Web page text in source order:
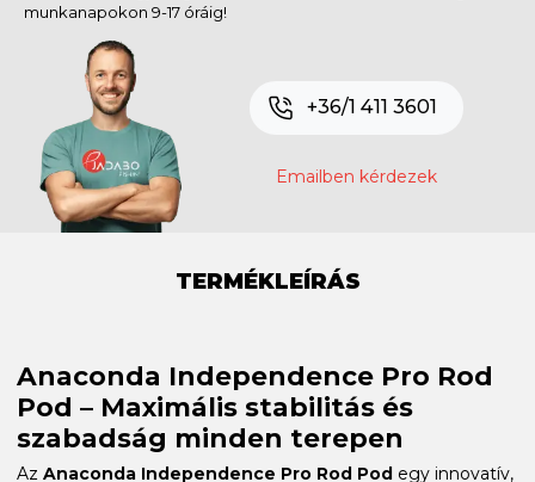
munkanapokon 9-17 óráig!
+36/1 411 3601
Emailben kérdezek
TERMÉKLEÍRÁS
Anaconda Independence Pro Rod
Pod – Maximális stabilitás és
szabadság minden terepen
Az Anaconda Independence Pro Rod Pod egy innovatív,